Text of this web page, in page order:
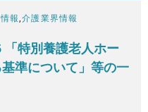
報,介護業界情報
特別養護老人ホー
準について」等の一